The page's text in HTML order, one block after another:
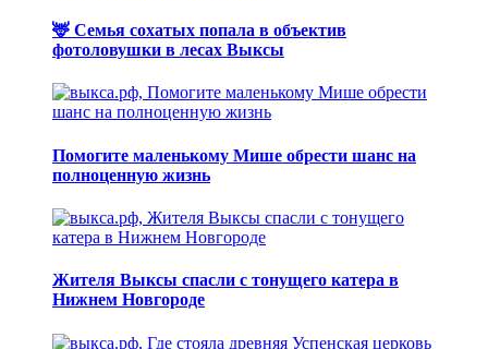
🦌 Семья сохатых попала в объектив
фотоловушки в лесах Выксы
Помогите маленькому Мише обрести шанс на
полноценную жизнь
Жителя Выксы спасли с тонущего катера в
Нижнем Новгороде